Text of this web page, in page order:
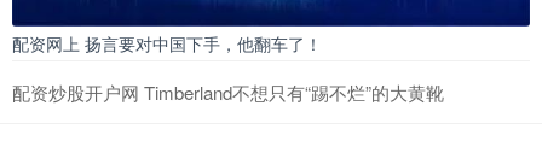
配资网上 扬言要对中国下手，他翻车了！
配资炒股开户网 Timberland不想只有“踢不烂”的大黄靴